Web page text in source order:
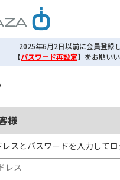
2025年6月2日以前に会員登録
【パスワード再設定】 をお願い
様
スとパスワードを入力してロ